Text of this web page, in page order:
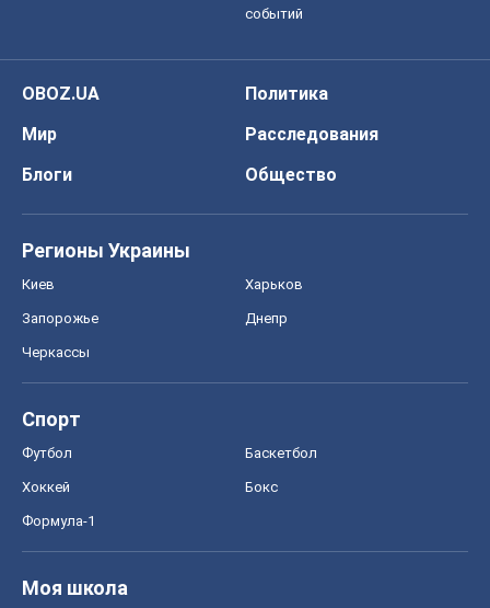
событий
OBOZ.UA
Политика
Мир
Расследования
Блоги
Общество
Регионы Украины
Киев Харьков
Запорожье Днепр
Черкассы
Спорт
Футбол Баскетбол
Хоккей Бокс
Формула-1
Моя школа